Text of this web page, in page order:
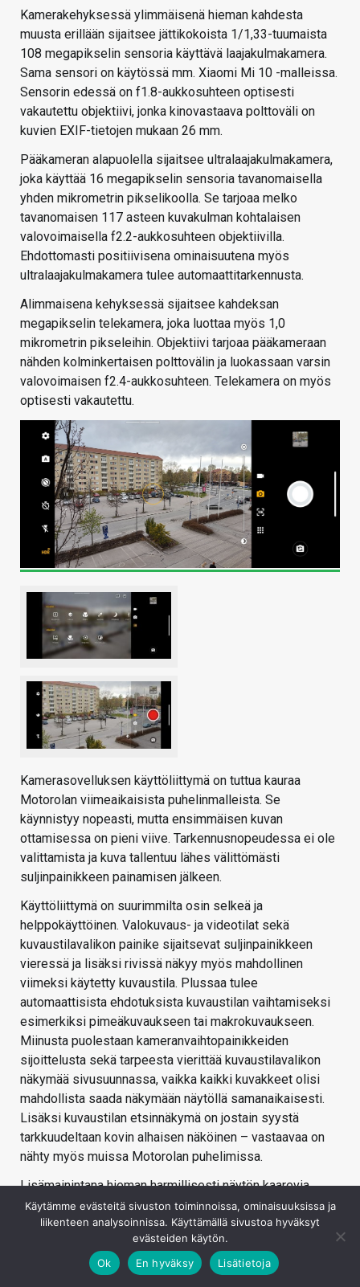
Kamerakehyksessä ylimmäisenä hieman kahdesta
muusta erillään sijaitsee jättikokoista 1/1,33-tuumaista
108 megapikselin sensoria käyttävä laajakulmakamera.
Sama sensori on käytössä mm. Xiaomi Mi 10 -malleissa.
Sensorin edessä on f1.8-aukkosuhteen optisesti
vakautettu objektiivi, jonka kinovastaava polttoväli on
kuvien EXIF-tietojen mukaan 26 mm.
Pääkameran alapuolella sijaitsee ultralaajakulmakamera,
joka käyttää 16 megapikselin sensoria tavanomaisella
yhden mikrometrin pikselikoolla. Se tarjoaa melko
tavanomaisen 117 asteen kuvakulman kohtalaisen
valovoimaisella f2.2-aukkosuhteen objektiivilla.
Ehdottomasti positiivisena ominaisuutena myös
ultralaajakulmakamera tulee automaattitarkennusta.
Alimmaisena kehyksessä sijaitsee kahdeksan
megapikselin telekamera, joka luottaa myös 1,0
mikrometrin pikseleihin. Objektiivi tarjoaa pääkameraan
nähden kolminkertaisen polttovälin ja luokassaan varsin
valovoimaisen f2.4-aukkosuhteen. Telekamera on myös
optisesti vakautettu.
Kamerasovelluksen käyttöliittymä on tuttua kauraa
Motorolan viimeaikaisista puhelinmalleista. Se
käynnistyy nopeasti, mutta ensimmäisen kuvan
ottamisessa on pieni viive. Tarkennusnopeudessa ei ole
valittamista ja kuva tallentuu lähes välittömästi
suljinpainikkeen painamisen jälkeen.
Käyttöliittymä on suurimmilta osin selkeä ja
helppokäyttöinen. Valokuvaus- ja videotilat sekä
kuvaustilavalikon painike sijaitsevat suljinpainikkeen
vieressä ja lisäksi rivissä näkyy myös mahdollinen
viimeksi käytetty kuvaustila. Plussaa tulee
automaattisista ehdotuksista kuvaustilan vaihtamiseksi
esimerkiksi pimeäkuvaukseen tai makrokuvaukseen.
Miinusta puolestaan kameranvaihtopainikkeiden
sijoittelusta sekä tarpeesta vierittää kuvaustilavalikon
näkymää sivusuunnassa, vaikka kaikki kuvakkeet olisi
mahdollista saada näkymään näytöllä samanaikaisesti.
Lisäksi kuvaustilan etsinnäkymä on jostain syystä
tarkkuudeltaan kovin alhaisen näköinen – vastaavaa on
nähty myös muissa Motorolan puhelimissa.
Lisämainintana hieman harmillisesti näytön kaarevia
reunoja ei ole hyödynnetty käyttöliittymässä esimerkiksi
reunalle sijoitetun suljin- tai zoomauspainikkeen
Testijaksolla puhelimessa oli käytössä
Käytämme evästeitä sivuston toiminnoissa, ominaisuuksissa ja
liikenteen analysoinnissa. Käyttämällä sivustoa hyväksyt
evästeiden käytön.
Ok
En hyväksy Lisätietoja